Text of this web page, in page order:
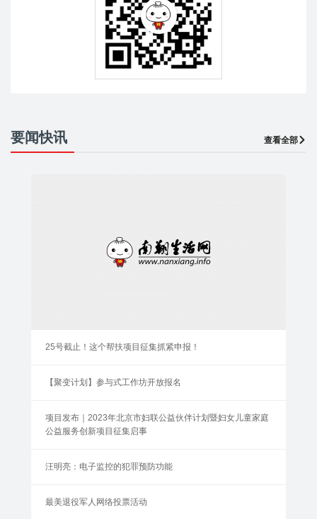
要闻快讯 查看全部
25号截止！这个帮扶项目征集抓紧申报！
【聚变计划】参与式工作坊开放报名
项目发布｜2023年北京市妇联公益伙伴计划暨妇女儿童家庭
公益服务创新项目征集启事
汪明亮：电子监控的犯罪预防功能
最美退役军人网络投票活动